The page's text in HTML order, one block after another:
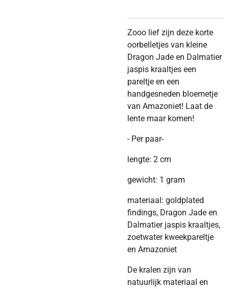
Zooo lief zijn deze korte
oorbelletjes van kleine
Dragon Jade en Dalmatier
jaspis kraaltjes een
pareltje en een
handgesneden bloemetje
van Amazoniet! Laat de
lente maar komen!
- Per paar-
lengte: 2 cm
gewicht: 1 gram
materiaal: goldplated
findings, Dragon Jade en
Dalmatier jaspis kraaltjes,
zoetwater kweekpareltje
en Amazoniet
De kralen zijn van
natuurlijk materiaal en